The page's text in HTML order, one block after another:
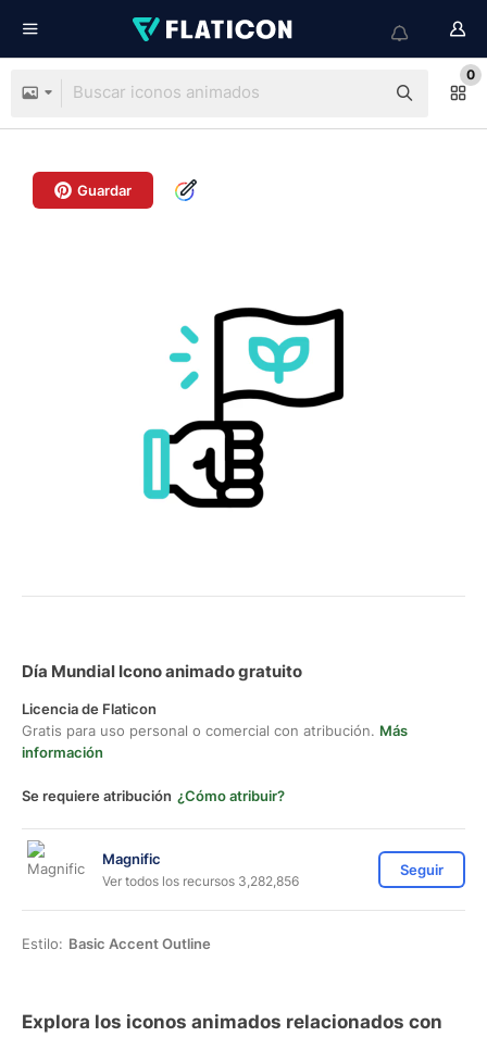
0
Guardar
Día Mundial Icono animado gratuito
Licencia de Flaticon
Gratis para uso personal o comercial con atribución. Más
información
Se requiere atribución ¿Cómo atribuir?
Magnific
Ver todos los recursos 3,282,856
Seguir
Estilo: Basic Accent Outline
Explora los iconos animados relacionados con